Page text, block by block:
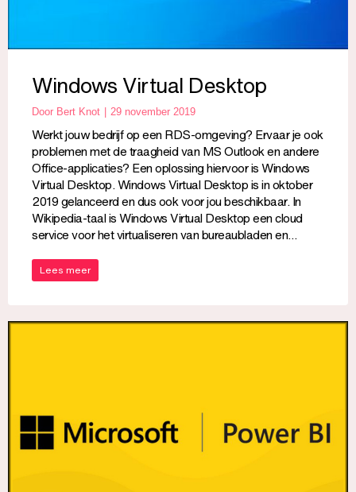
Windows Virtual Desktop
Door Bert Knot 29 november 2019
Werkt jouw bedrijf op een RDS-omgeving? Ervaar je ook
problemen met de traagheid van MS Outlook en andere
Office-applicaties? Een oplossing hiervoor is Windows
Virtual Desktop. Windows Virtual Desktop is in oktober
2019 gelanceerd en dus ook voor jou beschikbaar. In
Wikipedia-taal is Windows Virtual Desktop een cloud
service voor het virtualiseren van bureaubladen en…
Lees meer